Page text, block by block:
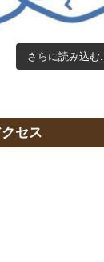
さらに読み込む...
セス